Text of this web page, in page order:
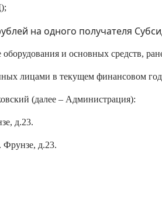
на одного получателя
и основных средств,
лицами в текущем финансовом
(далее – Администрация):
д.23.
Фрунзе, д.23.